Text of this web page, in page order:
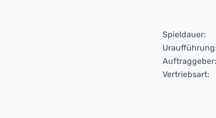
Spieldauer:
Uraufführung:
Auftraggeber:
Vertriebsart: